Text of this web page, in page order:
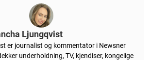
Ljungqvist
er journalist og kommentator i Newsner
underholdning, TV, kjendiser, kongelige